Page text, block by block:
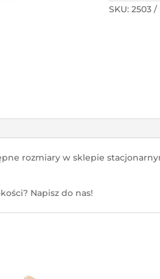
SKU: 2503
rozmiary w sklepie
Napisz do nas!